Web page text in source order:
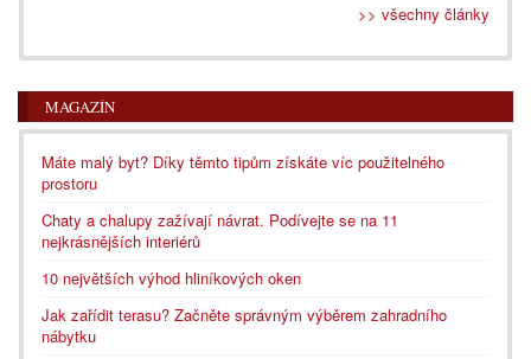
>> všechny články
MAGAZÍN
Máte malý byt? Díky těmto tipům získáte víc použitelného
prostoru
Chaty a chalupy zažívají návrat. Podívejte se na 11
nejkrásnějších interiérů
10 největších výhod hliníkových oken
Jak zařídit terasu? Začněte správným výběrem zahradního
nábytku